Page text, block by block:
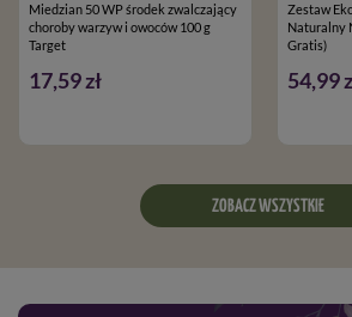
Miedzian 50 WP środek zwalczający
choroby warzyw i owoców 100 g
Target
17,59 zł
Zestaw
Naturalny
Gratis)
54,99
ZOBACZ WSZYSTKIE